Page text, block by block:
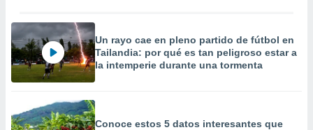
Un rayo cae en pleno partido de fútbol en
Tailandia: por qué es tan peligroso estar a
la intemperie durante una tormenta
Conoce estos 5 datos interesantes que